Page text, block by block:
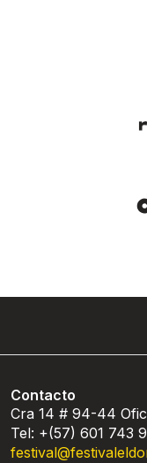
Contacto
Cra 14 # 94-44
Tel: +(57) 601 743